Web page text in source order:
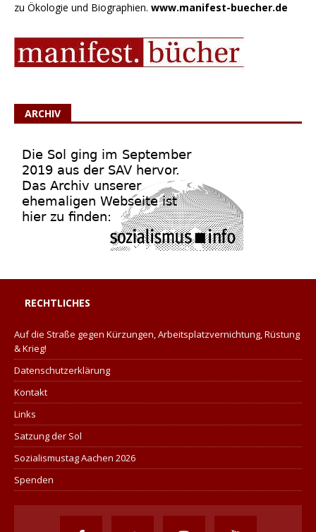
zu Ökologie und Biographien. www.manifest-buecher.de
ARCHIV
RECHTLICHES
Auf die Straße gegen Kürzungen, Arbeitsplatzvernichtung, Rüstung
& Krieg!
Datenschutzerklärung
Kontakt
Links
Satzung der Sol
Sozialismustag Aachen 2026
Spenden